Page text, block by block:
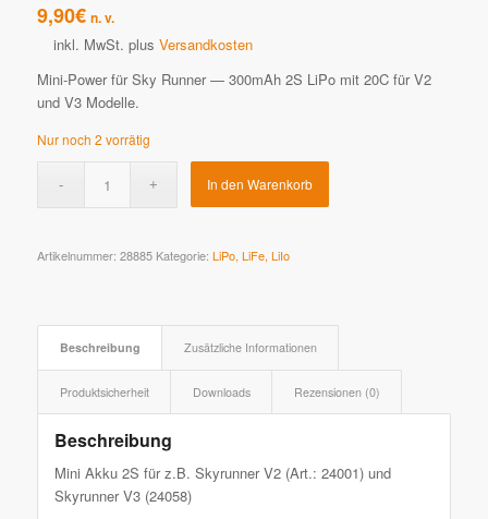
9,90€ n. v.
inkl. MwSt. plus Versandkosten
Mini-Power für Sky Runner — 300mAh 2S LiPo mit 20C für V2
und V3 Modelle.
Nur noch 2 vorrätig
In den Warenkorb
Artikelnummer: 28885 Kategorie: LiPo, LiFe, LiIo
Beschreibung Zusätzliche Informationen
Produktsicherheit Downloads Rezensionen (0)
Beschreibung
Mini Akku 2S für z.B. Skyrunner V2 (Art.: 24001) und
Skyrunner V3 (24058)